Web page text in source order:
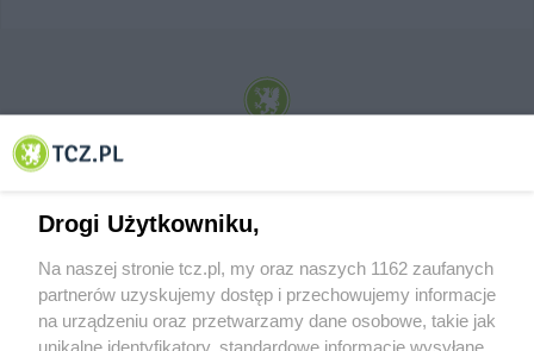
© 2001-2026 Tczew - TCZ.PL Sp. z o.o. Internetowy Serwis Informacyjny Miasta
Drogi Użytkowniku,
Na naszej stronie tcz.pl, my oraz naszych 1162 zaufanych
partnerów uzyskujemy dostęp i przechowujemy informacje
na urządzeniu oraz przetwarzamy dane osobowe, takie jak
unikalne identyfikatory, standardowe informacje wysyłane